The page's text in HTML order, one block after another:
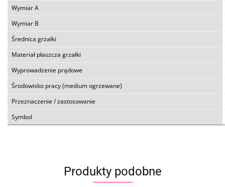
Wymiar A
Wymiar B
Średnica grzałki
Materiał płaszcza grzałki
Wyprowadzenie prądowe
Środowisko pracy (medium ogrzewane)
Przeznaczenie / zastosowanie
Symbol
Produkty podobne